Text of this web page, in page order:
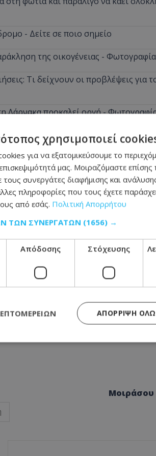
- Δείτε σε ποιο σημείο
της οικογένειας - Φωτογραφία
Τι δείχνουν οι προβλέψεις για
Λάρνακα προκαλεί οργή -
- Την έσβησαν οι
Μοιράσου
χρησιμοποιεί
για να εξατομικεύσουμε το
μας. Μοιραζόμαστε
συνεργάτες διαφήμισης και
πληροφορίες που τους έχετε
από εσάς. Πολιτική Απορρήτου
ΤΩΝ ΣΥΝΕΡΓΑΤΏΝ (1656) →
Απόδοσης Στόχευσης
ΑΠΌΡΡΙΨΗ
Ο ιστότοπος δεν μπορεί να χρησιμοποιηθεί